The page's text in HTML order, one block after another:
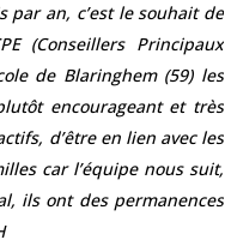
par an, c’est le souhait de
(Conseillers Principaux
de Blaringhem (59) les
encourageant et très
d’être en lien avec les
car l’équipe nous suit,
ils ont des permanences